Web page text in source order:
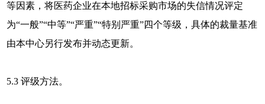
等因素，将医药企业在本地招标采购市场的失信情况评定
为“一般”“中等”“严重”“特别严重”四个等级，具体的裁量基准
由本中心另行发布并动态更新。
5.3 评级方法。